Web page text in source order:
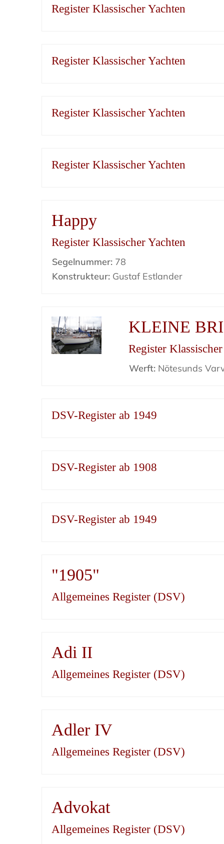
Register Klassischer Yachten
Register Klassischer Yachten
Register Klassischer Yachten
Register Klassischer Yachten
Happy
Register Klassischer Yachten
Segelnummer: 78
Konstrukteur: Gustaf Estlander
KLEINE
Register
Werft: Nötesunds
DSV-Register ab 1949
DSV-Register ab 1908
DSV-Register ab 1949
"1905"
Allgemeines Register (DSV)
Adi II
Allgemeines Register (DSV)
Adler IV
Allgemeines Register (DSV)
Advokat
Allgemeines Register (DSV)